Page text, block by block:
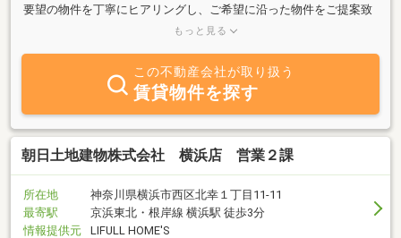
要望の物件を丁寧にヒアリングし、ご希望に沿った物件をご提案致
します。また、ご購入だけでなく、売却や物件査定のご相談もお気
もっと見る
この不動産会社が取り扱う
賃貸物件を探す
朝日土地建物株式会社 横浜店 営業２課
所在地
神奈川県横浜市西区北幸１丁目11-11
最寄駅
京浜東北・根岸線 横浜駅 徒歩3分
情報提供元
LIFULL HOME'S